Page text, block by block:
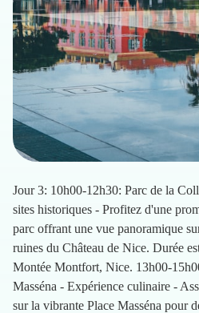
Jour 3: 10h00-12h30: Parc de la
sites historiques - Profitez d'une
parc offrant une vue panoramique
ruines du Château de Nice. Durée
Montée Montfort, Nice. 13h00-
Masséna - Expérience culinaire -
sur la vibrante Place Masséna pour